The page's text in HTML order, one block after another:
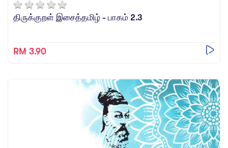
திருக்குறள் இசைத்தமிழ் - பாகம் 2.3
RM 3.90